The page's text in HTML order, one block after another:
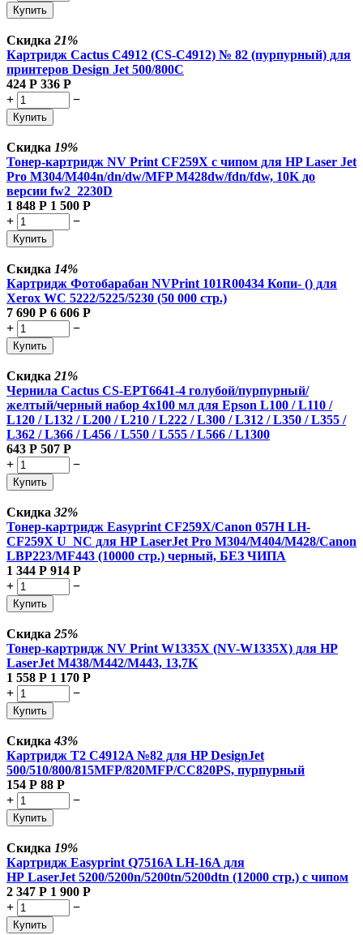
Купить
Скидка 21%
Картридж Cactus C4912 (CS-C4912) № 82 (пурпурный) для
принтеров Design Jet 500/800C
424 Р 336 Р
+
−
Купить
Скидка 19%
Тонер-картридж NV Print CF259X с чипом для HP Laser Jet
Pro M304/M404n/dn/dw/MFP M428dw/fdn/fdw, 10K до
версии fw2_2230D
1 848 Р 1 500 Р
+
−
Купить
Скидка 14%
Картридж Фотобарабан NVPrint 101R00434 Копи- () для
Xerox WC 5222/5225/5230 (50 000 стр.)
7 690 Р 6 606 Р
+
−
Купить
Скидка 21%
Чернила Cactus CS-EPT6641-4 голубой/пурпурный/
желтый/черный набор 4x100 мл для Epson L100 / L110 /
L120 / L132 / L200 / L210 / L222 / L300 / L312 / L350 / L355 /
L362 / L366 / L456 / L550 / L555 / L566 / L1300
643 Р 507 Р
+
−
Купить
Скидка 32%
Тонер-картридж Easyprint CF259X/Canon 057H LH-
CF259X U_NC для HP LaserJet Pro M304/M404/M428/Canon
LBP223/MF443 (10000 стр.) черный, БЕЗ ЧИПА
1 344 Р 914 Р
+
−
Купить
Скидка 25%
Тонер-картридж NV Print W1335X (NV-W1335X) для HP
LaserJet M438/M442/M443, 13,7K
1 558 Р 1 170 Р
+
−
Купить
Скидка43%
Картридж T2 C4912A №82 для HP DesignJet
500/510/800/815MFP/820MFP/CC820PS, пурпурный
154 Р 88 Р
+
−
Купить
Скидка 19%
Картридж Easyprint Q7516A LH-16A для
HP LaserJet 5200/5200n/5200tn/5200dtn (12000 стр.) с чипом
2 347 Р 1 900 Р
+
−
Купить